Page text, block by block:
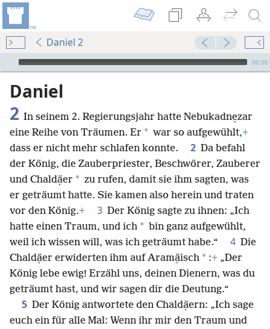
Daniel 2
Audio Player
00:00
Daniel
2 In seinem 2. Regierungsjahr hatte Nebukadnẹzar
eine Reihe von Träumen. Er * war so aufgewühlt,+
dass er nicht mehr schlafen konnte.
2 Da befahl
der König, die Zauberpriester, Beschwörer, Zauberer
und Chaldạ̈er * zu rufen, damit sie ihm sagten, was
er geträumt hatte. Sie kamen also herein und traten
vor den König.+ 3 Der König sagte zu ihnen: „Ich
hatte einen Traum, und ich * bin ganz aufgewühlt,
weil ich wissen will, was ich geträumt habe.“
4 Die
Chaldạ̈er erwiderten ihm auf Aramạ̈isch * :+ „Der
König lebe ewig! Erzähl uns, deinen Dienern, was du
geträumt hast, und wir sagen dir die Deutung.“
5 Der König antwortete den Chaldạ̈ern: „Ich sage
euch ein für alle Mal: Wenn ihr mir den Traum und